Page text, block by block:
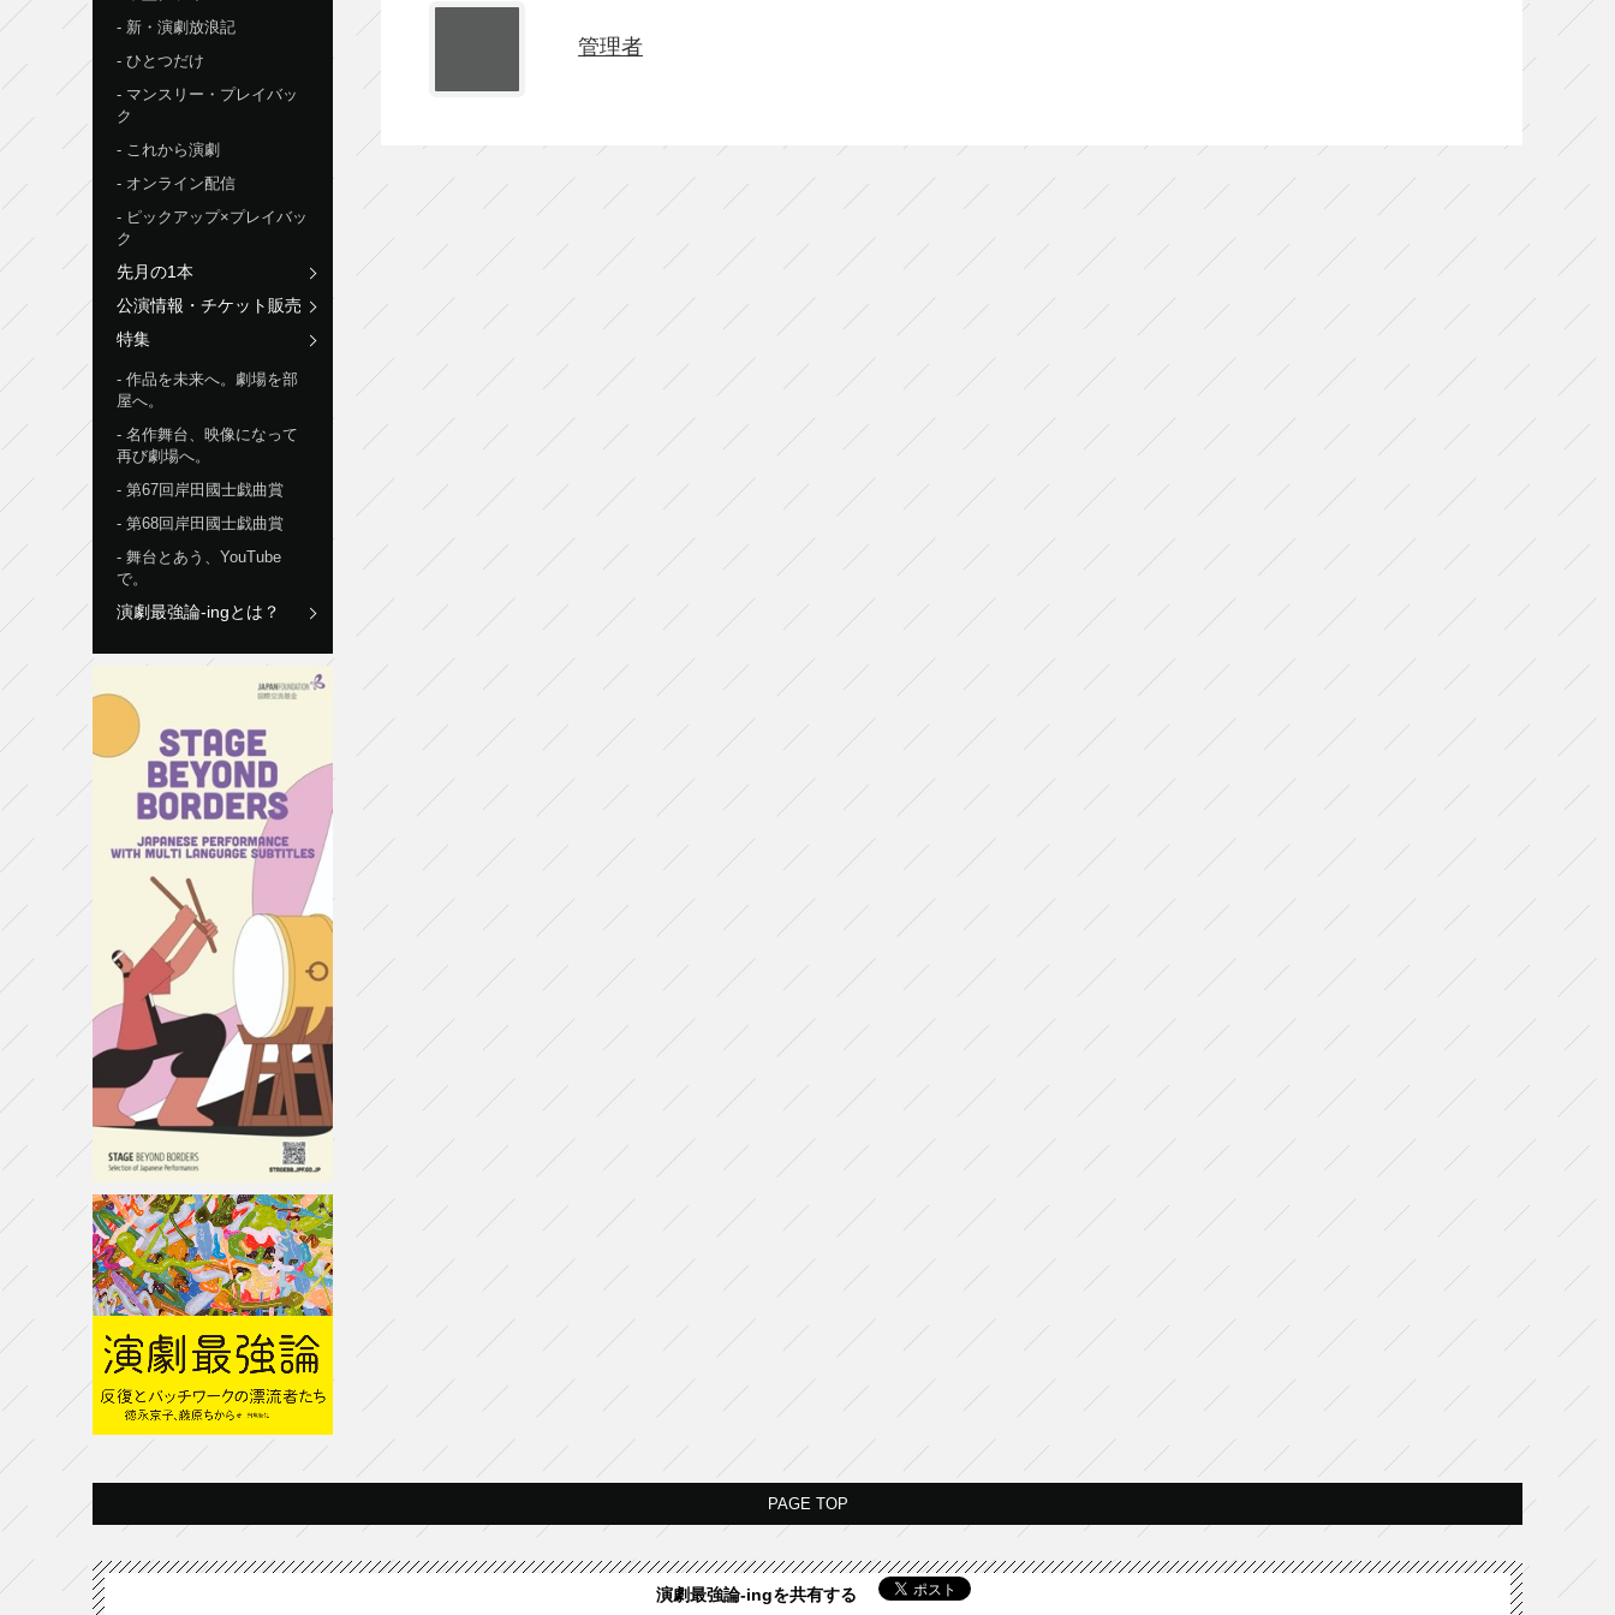
新・演劇放浪記
ひとつだけ
マンスリー・プレイバッ
ク
これから演劇
オンライン配信
ピックアップ×プレイバッ
ク
先月の1本
公演情報・チケット販売
特集
作品を未来へ。劇場を部
屋へ。
名作舞台、映像になって
再び劇場へ。
第67回岸田國士戯曲賞
第68回岸田國士戯曲賞
舞台とあう、YouTube
で。
演劇最強論-ingとは？
歌
舞
『勧
帳』
管理者
PAGE TOP
演劇最強論-ingを共有する